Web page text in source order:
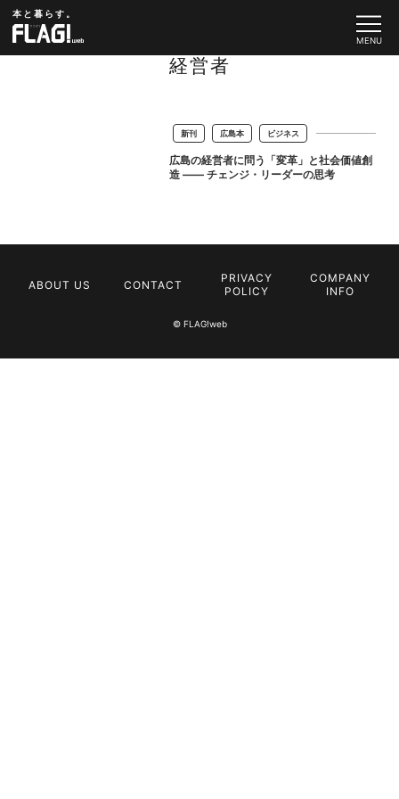
本と暮らす。
経営者
新刊 広島本 ビジネス
広島の経営者に問う「変革」と社会価値創
造 —— チェンジ・リーダーの思考
ABOUT US CONTACT
PRIVACY
POLICY
COMPANY
INFO
© FLAG!web